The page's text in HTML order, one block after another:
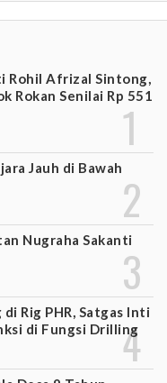
Rohil Afrizal Sintong,
Rokan Senilai Rp 551
Jauh di Bawah
Nugraha Sakanti
Rig PHR, Satgas Inti
di Fungsi Drilling